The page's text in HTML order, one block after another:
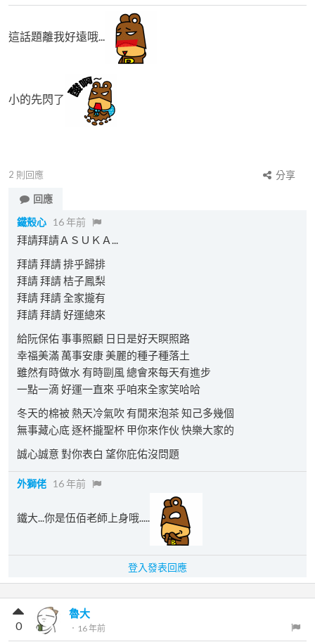
這話題離我好遠哦...
小的先閃了
2 則回應
分享
回應
鐵殼心 16 年前
拜請拜請ＡＳＵＫＡ...
拜請 拜請 排乎歸排
拜請 拜請 桔子鳳梨
拜請 拜請 全家攏有
拜請 拜請 好運總來
給阮保佑 事事照顧 日日是好天瞑照路
幸福美滿 萬事安康 美麗的種子種落土
雖然有時做水 有時剾風 總會來每天有進步
一點一滴 好運一直來 乎咱來全家笑哈哈
冬天的棉被 熱天冷氣吹 有閒來泡茶 知己多幾個
無事藏心底 逐杯攏聖杯 甲你來作伙 快樂大家的
誠心誠意 對你表白 望你庇佑沒問題
外獅佬 16 年前
鐵大...你是伍佰老師上身哦.....
登入發表回應
魯大
． 16 年前
0